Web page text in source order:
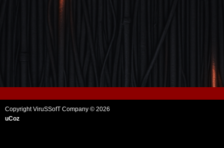
Copyright ViruSSofT Company © 2026
uCoz